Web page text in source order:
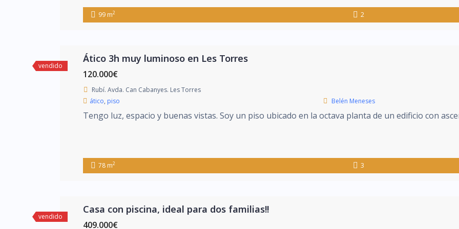
99 m2 2
vendido
Ático 3h muy luminoso en Les Torres
120.000€
Rubí. Avda. Can Cabanyes. Les Torres
ático, piso Belén Meneses
Tengo luz, espacio y buenas vistas. Soy un piso ubicado en la octava planta de un edificio con
78 m2 3
vendido
Casa con piscina, ideal para dos familias!!
409.000€